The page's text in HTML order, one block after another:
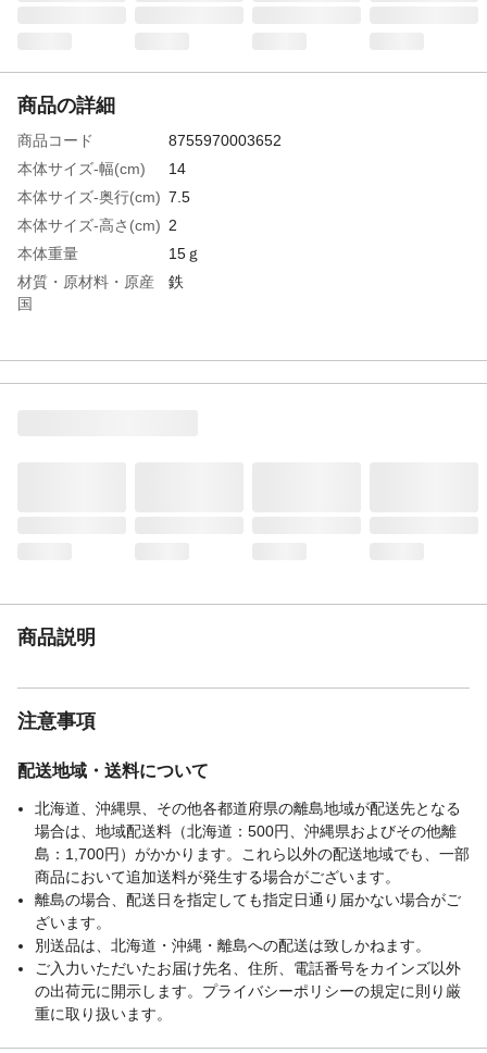
商品の詳細
商品コード
8755970003652
本体サイズ-幅(cm)
14
本体サイズ-奥行(cm) 7.5
本体サイズ-高さ(cm) 2
本体重量
15ｇ
材質・原材料・原産
国
鉄
商品説明
注意事項
配送地域・送料について
北海道、沖縄県、その他各都道府県の離島地域が配送先となる
場合は、地域配送料（北海道：500円、沖縄県およびその他離
島：1,700円）がかかります。これら以外の配送地域でも、一部
商品において追加送料が発生する場合がございます。
離島の場合、配送日を指定しても指定日通り届かない場合がご
ざいます。
別送品は、北海道・沖縄・離島への配送は致しかねます。
ご入力いただいたお届け先名、住所、電話番号をカインズ以外
の出荷元に開示します。プライバシーポリシーの規定に則り厳
重に取り扱います。